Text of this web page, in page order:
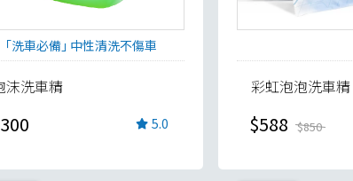
｢洗車必備｣ 中性清洗不傷車
沫洗車精
5.0
彩虹泡泡洗車精
$588 $850